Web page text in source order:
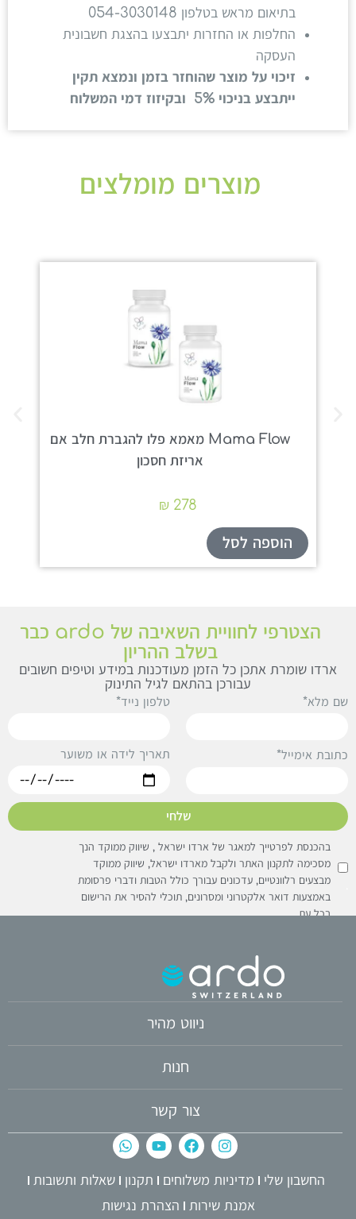
בתיאום מראש בטלפון 054-3030148
החלפות או החזרות יתבצעו בהצגת חשבונית
העסקה
זיכוי על מוצר שהוחזר בזמן ונמצא תקין
ייתבצע בניכוי 5% ובקיזוז דמי המשלוח
מוצרים מומלצים
Mama Flow מאמא פלו להגברת חלב אם
אריזת חסכון
₪278
הוספה לסל
הצטרפי לחוויית השאיבה של ardo כבר
בשלב ההריון
ארדו שומרת אתכן כל הזמן מעודכנות במידע וטיפים חשובים
עבורכן בהתאם לגיל התינוק
בהכנסת לפרטייך למאגר של ארדו ישראל , שיווק ממוקד הנך
מסכימה לתקנון האתר ולקבל מארדו ישראל, שיווק ממוקד
מבצעים רלוונטיים, עדכונים עבורך כולל הטבות ודברי פרסומת
באמצעות דואר אלקטרוני ומסרונים, תוכלי להסיר את הרישום
בכל עת
שם מלא* טלפון נייד*
כתובת אימייל* תאריך לידה או משוער
שלחי
ניווט מהיר
חנות
צור קשר
החשבון שלי מדיניות משלוחים תקנון
שאלות ותשובות
אמנת שירות
הצהרת נגישות